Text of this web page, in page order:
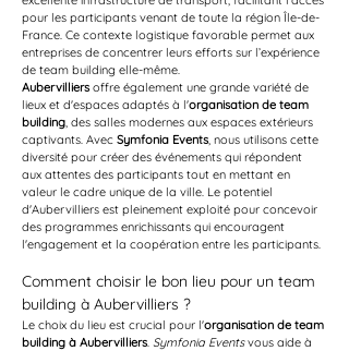
pour les participants venant de toute la région Île-de-
France. Ce contexte logistique favorable permet aux
entreprises de concentrer leurs efforts sur l’expérience
de team building elle-même.
Aubervilliers offre également une grande variété de
lieux et d'espaces adaptés à l'organisation de team
building, des salles modernes aux espaces extérieurs
captivants. Avec Symfonia Events, nous utilisons cette
diversité pour créer des événements qui répondent
aux attentes des participants tout en mettant en
valeur le cadre unique de la ville. Le potentiel
d'Aubervilliers est pleinement exploité pour concevoir
des programmes enrichissants qui encouragent
l'engagement et la coopération entre les participants.
Comment choisir le bon lieu pour un team
building à Aubervilliers ?
Le choix du lieu est crucial pour l'organisation de team
building à Aubervilliers. Symfonia Events vous aide à